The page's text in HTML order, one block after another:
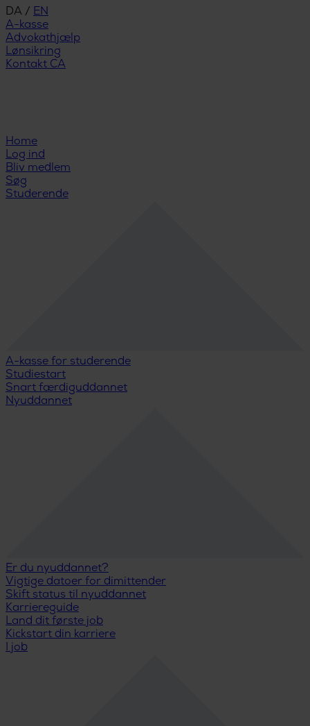
DA / EN
A-kasse
Advokathjælp
Lønsikring
Kontakt CA
Home
Log ind
Bliv medlem
Søg
Studerende
A-kasse for studerende
Studiestart
Snart færdiguddannet
Nyuddannet
Er du nyuddannet?
Vigtige datoer for dimittender
Skift status til nyuddannet
Karriereguide
Land dit første job
Kickstart din karriere
I job